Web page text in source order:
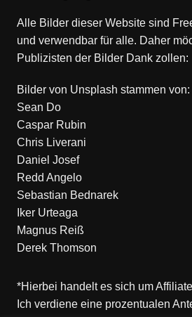
Alle Bilder dieser Website sind
und verwendbar für alle. Daher
Publizisten der Bilder Dank zollen:
Bilder von Unsplash stammen von:
Sean Do
Caspar Rubin
Chris Liverani
Daniel Josef
Redd Angelo
Sebastian Bednarek
Iker Urteaga
Magnus Reiß
Derek Thomson
*Hierbei handelt es sich um
Ich verdiene eine prozentualen